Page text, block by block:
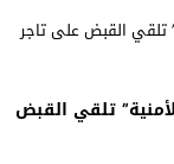
تلقي القبض